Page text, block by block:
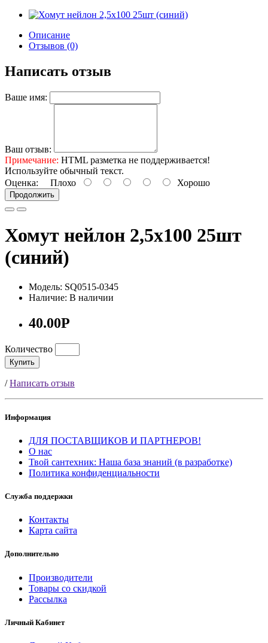
Описание
Отзывов (0)
Написать отзыв
Ваше имя:
Ваш отзыв:
Примечание: HTML разметка не поддерживается!
Используйте обычный текст.
Оценка: Плохо Хорошо
Продолжить
Хомут нейлон 2,5х100 25шт
(синий)
Модель: SQ0515-0345
Наличие: В наличии
40.00Р
Количество
Купить
/Написать отзыв
Информация
ДЛЯ ПОСТАВЩИКОВ И ПАРТНЕРОВ!
О нас
Твой сантехник: Наша база знаний (в разработке)
Политика конфиденциальности
Служба поддержки
Контакты
Карта сайта
Дополнительно
Производители
Товары со скидкой
Рассылка
Личный Кабинет